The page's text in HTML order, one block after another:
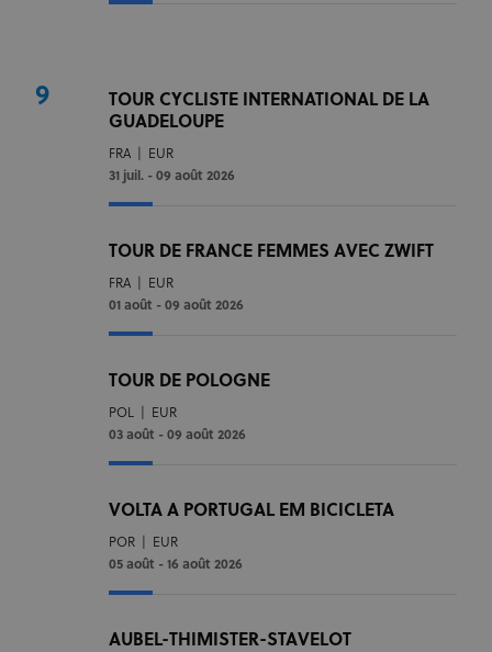
9
TOUR CYCLISTE INTERNATIONAL DE LA
GUADELOUPE
FRA
EUR
31 juil. - 09 août 2026
TOUR DE FRANCE FEMMES AVEC ZWIFT
FRA
EUR
01 août - 09 août 2026
TOUR DE POLOGNE
POL
EUR
03 août - 09 août 2026
VOLTA A PORTUGAL EM BICICLETA
POR
EUR
05 août - 16 août 2026
AUBEL-THIMISTER-STAVELOT